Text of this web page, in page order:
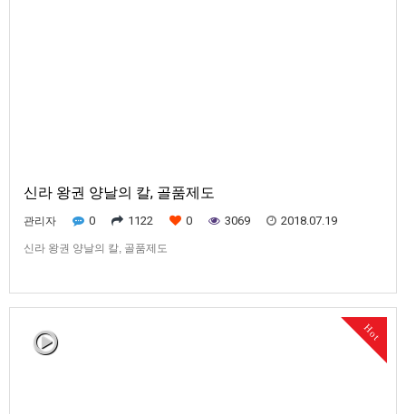
신라 왕권 양날의 칼, 골품제도
관리자 0 1122 0 3069 2018.07.19
신라 왕권 양날의 칼, 골품제도
Hot